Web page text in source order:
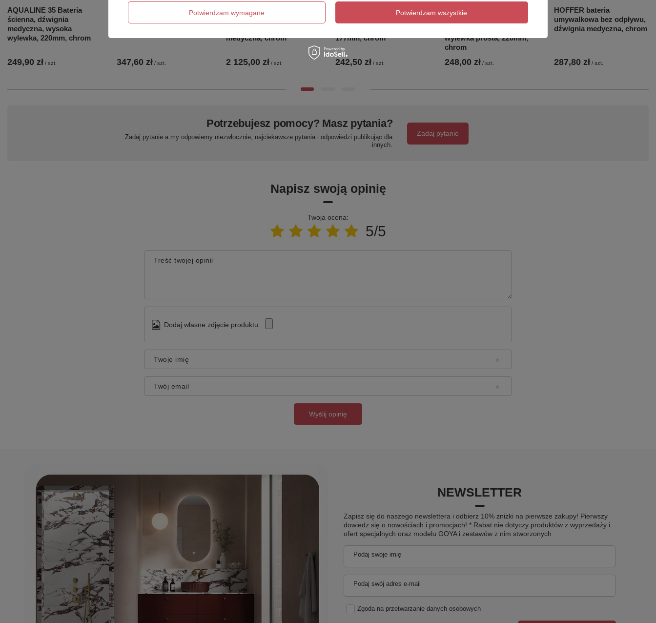
AQUALINE 35 Bateria
ścienna, dźwignia
medyczna, wysoka
wylewka, 220mm, chrom
249,90 zł / szt. 347,60 zł / szt.
LEA bateria prysznicowa
podtynkowa,
medyczna, chrom
2 125,00 zł / szt.
AQUALINE 35 bateria
177mm, chrom
242,50 zł / szt.
AQUALINE 35 bateria
ścienna, rozstaw 100mm,
wylewka prosta, 220mm,
chrom
248,00 zł / szt.
HOFFER bateria
umywalkowa bez odpływu,
dźwignia medyczna, chrom
287,80 zł / szt.
Potrzebujesz pomocy? Masz pytania?
Zadaj pytanie a my odpowiemy niezwłocznie, najciekawsze pytania i odpowiedzi publikując dla
innych.
Zadaj pytanie
Napisz swoją opinię
Twoja ocena:
5/5
Treść twojej opinii
Dodaj własne zdjęcie produktu:
Twoje imię
Twój email
Wyślij opinię
NEWSLETTER
Zapisz się do naszego newslettera i odbierz 10% zniżki na pierwsze zakupy! Pierwszy
dowiedz się o nowościach i promocjach! * Rabat nie dotyczy produktów z wyprzedaży i
ofert specjalnych oraz modelu GOYA i zestawów z nim stworzonych
Podaj swoje imię
Podaj swój adres e-mail
Zgoda na przetwarzanie danych osobowych
Potwierdzam wymagane Potwierdzam wszystkie